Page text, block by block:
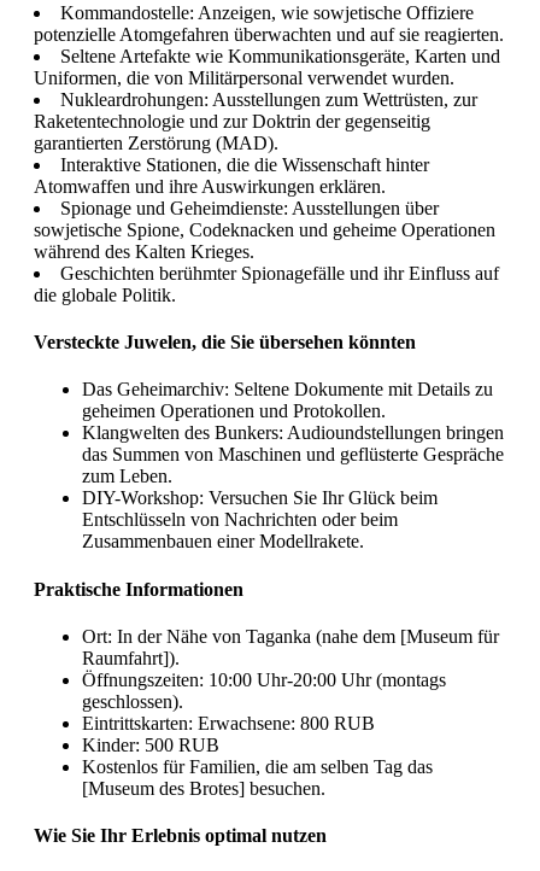
Kommandostelle: Anzeigen, wie sowjetische Offiziere
potenzielle Atomgefahren überwachten und auf sie reagierten.
Seltene Artefakte wie Kommunikationsgeräte, Karten und
Uniformen, die von Militärpersonal verwendet wurden.
Nukleardrohungen: Ausstellungen zum Wettrüsten, zur
Raketentechnologie und zur Doktrin der gegenseitig
garantierten Zerstörung (MAD).
Interaktive Stationen, die die Wissenschaft hinter
Atomwaffen und ihre Auswirkungen erklären.
Spionage und Geheimdienste: Ausstellungen über
sowjetische Spione, Codeknacken und geheime Operationen
während des Kalten Krieges.
Geschichten berühmter Spionagefälle und ihr Einfluss auf
die globale Politik.
Versteckte Juwelen, die Sie übersehen könnten
Das Geheimarchiv: Seltene Dokumente mit Details zu
geheimen Operationen und Protokollen.
Klangwelten des Bunkers: Audioundstellungen bringen
das Summen von Maschinen und geflüsterte Gespräche
zum Leben.
DIY-Workshop: Versuchen Sie Ihr Glück beim
Entschlüsseln von Nachrichten oder beim
Zusammenbauen einer Modellrakete.
Praktische Informationen
Ort: In der Nähe von Taganka (nahe dem [Museum für
Raumfahrt]).
Öffnungszeiten: 10:00 Uhr-20:00 Uhr (montags
geschlossen).
Eintrittskarten: Erwachsene: 800 RUB
Kinder: 500 RUB
Kostenlos für Familien, die am selben Tag das
[Museum des Brotes] besuchen.
Wie Sie Ihr Erlebnis optimal nutzen